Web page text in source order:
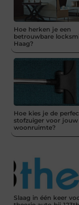
Hoe herken je een
betrouwbare
Haag?
Hoe kies je de
stofzuiger voor jouw
woonruimte?
Slaag in één keer